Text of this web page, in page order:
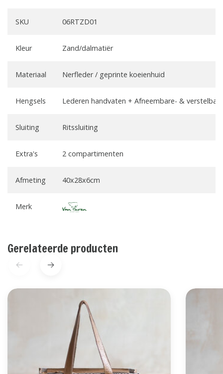
SKU 06RTZD01
Kleur Zand/dalmatiër
Materiaal Nerfleder / geprinte koeienhuid
Hengsels Lederen handvaten + Afneembare- &
Sluiting Ritssluiting
Extra's 2 compartimenten
Afmeting 40x28x6cm
Merk
Gerelateerde producten